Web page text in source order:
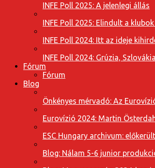
INFE Poll 2025: A jelenlegi állás
INFE Poll 2025: Elindult a
INFE Poll 2024: Itt az ideje
INFE Poll 2024: Grúzia,
Fórum
Fórum
Blog
Önkényes mérvadó: Az
Eurovízió 2024: Martin
ESC Hungary archivum:
Blog: Nálam 5-6 junior